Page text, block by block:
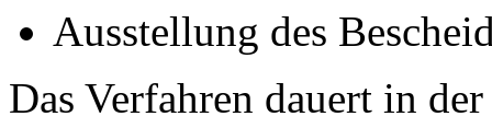
Ausstellung des
Das Verfahren dauert in